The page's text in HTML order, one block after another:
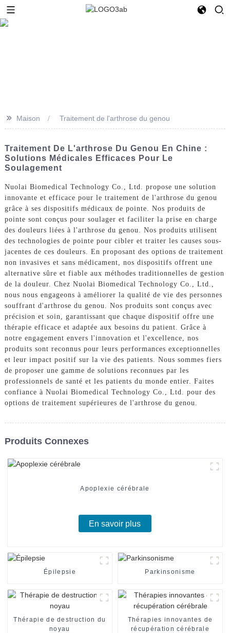
>> Maison Traitement de l'arthrose du genou
Traitement De L'arthrose Du Genou En Chine :
Solutions Médicales Efficaces Pour Le
Soulagement
Nuolai Biomedical Technology Co., Ltd. propose une solution
innovante et efficace pour le traitement de l'arthrose du genou
grâce à ses dispositifs médicaux de pointe. Nos produits de
pointe sont conçus pour soulager et faciliter la prise en charge
des douleurs liées à l'arthrose du genou. Nos produits utilisent
des technologies de pointe pour cibler et traiter les causes sous-
jacentes de ces douleurs. En proposant des options de traitement
non invasives et sans médicament, nos dispositifs offrent une
alternative sûre et fiable aux méthodes traditionnelles de gestion
de la douleur. Chez Nuolai Biomedical Technology Co., Ltd.,
nous nous engageons à améliorer la qualité de vie des personnes
souffrant d'arthrose du genou. Nos produits sont conçus avec
précision et soin, garantissant que chaque dispositif offre une
thérapie efficace et adaptée aux besoins du patient. Grâce à
notre engagement envers l'innovation et l'excellence, nos
produits sont reconnus pour leurs performances exceptionnelles
et leur impact positif sur la vie des patients. Nous sommes fiers
de proposer une gamme de solutions reconnues par les
professionnels de santé et les patients du monde entier. Faites
confiance à Nuolai Biomedical Technology Co., Ltd. pour des
options de traitement supérieures de l'arthrose du genou.
Produits Connexes
Apoplexie cérébrale
En savoir plus
Épilepsie Parkinsonisme
Thérapie de destruction du
noyau
Thérapies innovantes de
récupération cérébrale